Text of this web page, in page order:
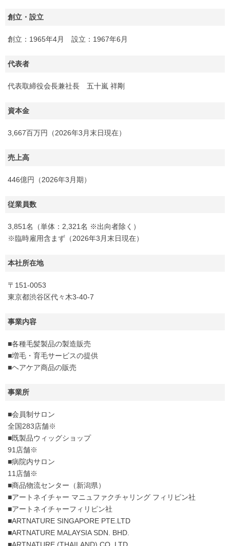
創立・設立
創立：1965年4月 設立：1967年6月
代表者
代表取締役会長兼社長 五十嵐 祥剛
資本金
3,667百万円（2026年3月末日現在）
売上高
446億円（2026年3月期）
従業員数
3,851名（単体：2,321名 ※出向者除く）
※臨時雇用含まず（2026年3月末日現在）
本社所在地
〒151-0053
東京都渋谷区代々木3-40-7
事業内容
■各種毛髪製品の製造販売
■増毛・育毛サービスの提供
■ヘアケア商品の販売
事業所
■会員制サロン
全国283店舗※
■既製品ウィッグショップ
91店舗※
■病院内サロン
11店舗※
■商品物流センター（新潟県）
■アートネイチャー マニュファクチャリング フィリピン社
■アートネイチャーフィリピン社
■ARTNATURE SINGAPORE PTE.LTD
■ARTNATURE MALAYSIA SDN. BHD.
■ARTNATURE (THAILAND) CO.,LTD